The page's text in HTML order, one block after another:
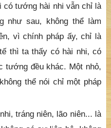
có tướng hài nhi vẫn chỉ là
như sau, không thể làm
vì chính pháp ấy, chỉ là
thì ta thấy có hài nhi, có
tướng đều khác. Một nhỏ,
thể nói chỉ một pháp
tráng niên, lão niên... là